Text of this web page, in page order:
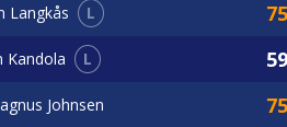
Langkås L
Kandola L
Johnsen